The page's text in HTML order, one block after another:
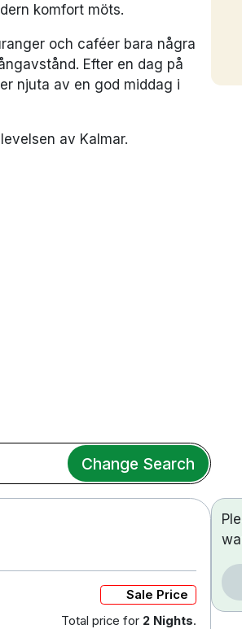
komfort möts.
och caféer bara några
Efter en dag på
njuta av en god middag i
av Kalmar.
Change Search
Sale Price
Total price for 2 Nights.